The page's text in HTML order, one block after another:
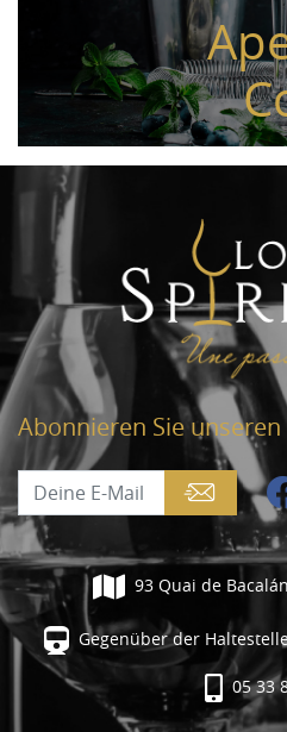
Abonnieren Sie
93 Quai de
Gegenüber der
05 33